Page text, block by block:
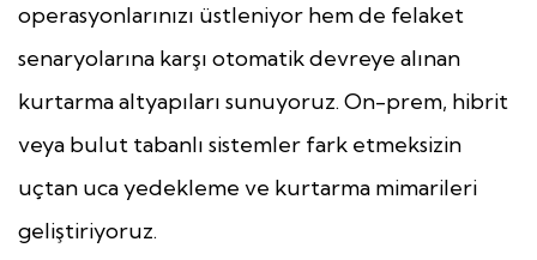
operasyonlarınızı üstleniyor hem de felaket
senaryolarına karşı otomatik devreye alınan
kurtarma altyapıları sunuyoruz. On-prem, hibrit
veya bulut tabanlı sistemler fark etmeksizin
uçtan uca yedekleme ve kurtarma mimarileri
geliştiriyoruz.